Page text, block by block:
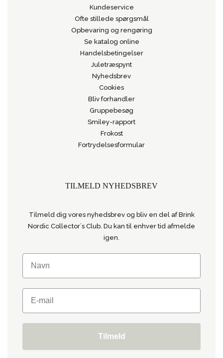
Kundeservice
Ofte stillede spørgsmål
Opbevaring og rengøring
Se katalog online
Handelsbetingelser
Juletræspynt
Nyhedsbrev
Cookies
Bliv forhandler
Gruppebesøg
Smiley-rapport
Frokost
Fortrydelsesformular
TILMELD NYHEDSBREV
Tilmeld dig vores nyhedsbrev og bliv en del af Brink
Nordic Collector´s Club. Du kan til enhver tid afmelde
igen.
Tilmeld